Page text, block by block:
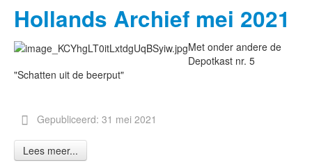
Hollands Archief mei 2021
Met onder andere de
Depotkast nr. 5
"Schatten uit de beerput"
Gepubliceerd: 31 mei 2021
Lees meer...